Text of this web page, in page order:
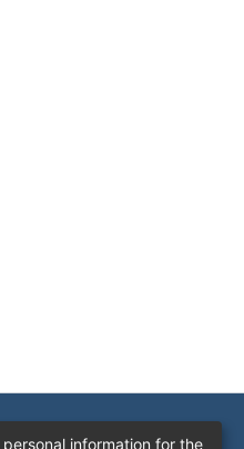
information for the